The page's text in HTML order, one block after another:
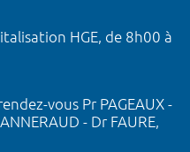
HGE, de 8h00 à
vous Pr PAGEAUX -
- Dr FAURE,